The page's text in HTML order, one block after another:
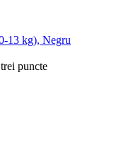
13 kg), Negru
puncte